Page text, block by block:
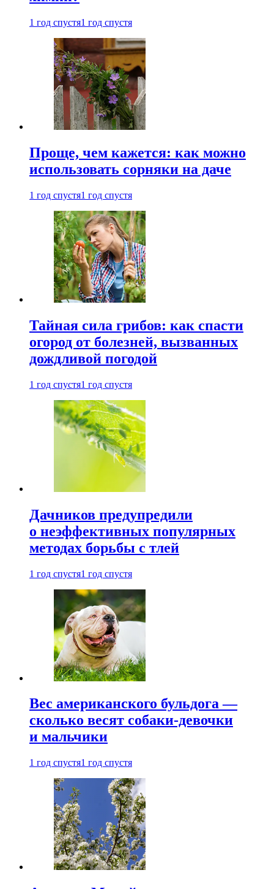
1 год спустя1 год спустя
Проще, чем кажется: как можно
использовать сорняки на даче
1 год спустя1 год спустя
Тайная сила грибов: как спасти
огород от болезней, вызванных
дождливой погодой
1 год спустя1 год спустя
Дачников предупредили
о неэффективных популярных
методах борьбы с тлей
1 год спустя1 год спустя
Вес американского бульдога —
сколько весят собаки-девочки
и мальчики
1 год спустя1 год спустя